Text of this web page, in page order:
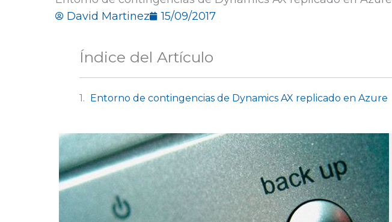
David Martinez
15/09/2017
Índice del Artículo
Entorno de contingencias de Dynamics AX replicado en Azure